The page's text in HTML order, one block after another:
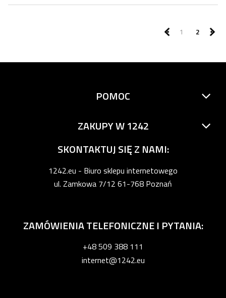
1 2
POMOC
ZAKUPY W 1242
SKONTAKTUJ SIĘ Z NAMI:
1242.eu - Biuro sklepu internetowego
ul. Zamkowa 7/12 61-768 Poznań
ZAMÓWIENIA TELEFONICZNE I PYTANIA:
+48 509 388 111
internet@1242.eu